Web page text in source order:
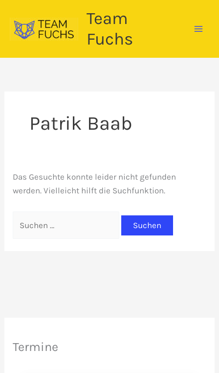
Inhalt
springen
Team
Fuchs
Patrik Baab
Das Gesuchte konnte leider nicht gefunden
werden. Vielleicht hilft die Suchfunktion.
Termine